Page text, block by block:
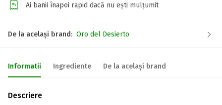
Ai banii înapoi rapid dacă nu ești mulțumit
De la același brand: Oro del Desierto
Informatii Ingrediente De la același brand
Descriere